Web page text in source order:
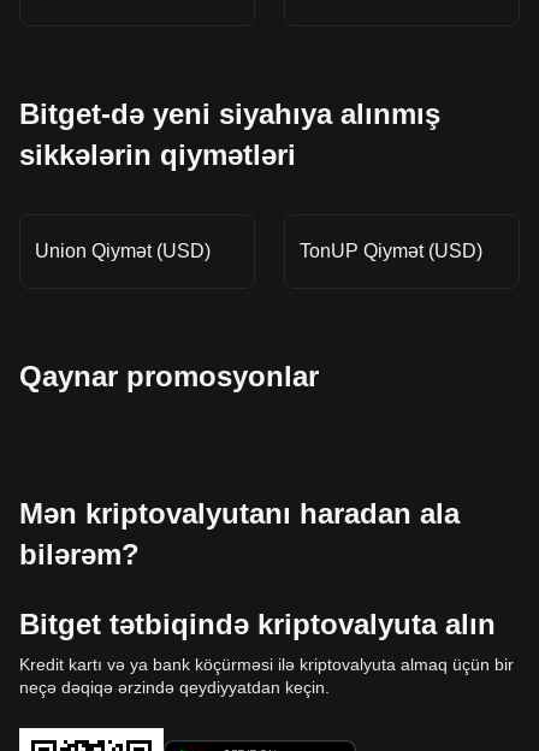
Bitget-də yeni siyahıya alınmış
sikkələrin qiymətləri
Union Qiymət (USD) TonUP Qiymət (USD)
Qaynar promosyonlar
Mən kriptovalyutanı haradan ala
bilərəm?
Bitget tətbiqində kriptovalyuta alın
Kredit kartı və ya bank köçürməsi ilə kriptovalyuta almaq üçün bir
neçə dəqiqə ərzində qeydiyyatdan keçin.